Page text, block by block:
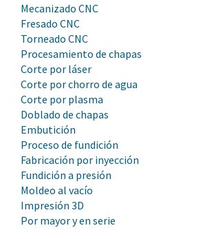
Mecanizado CNC
Fresado CNC
Torneado CNC
Procesamiento de chapas
Corte por láser
Corte por chorro de agua
Corte por plasma
Doblado de chapas
Embutición
Proceso de fundición
Fabricación por inyección
Fundición a presión
Moldeo al vacío
Impresión 3D
Por mayor y en serie